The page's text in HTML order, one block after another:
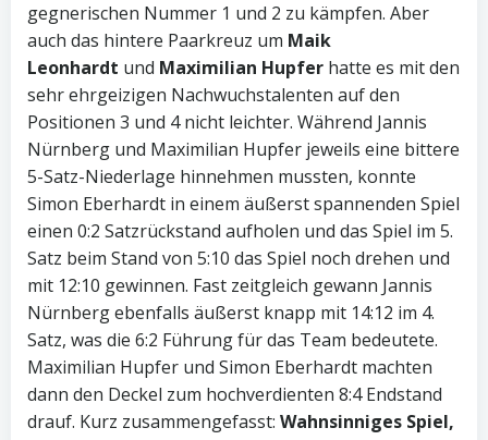
gegnerischen Nummer 1 und 2 zu kämpfen. Aber
auch das hintere Paarkreuz um Maik
Leonhardt und Maximilian Hupfer hatte es mit den
sehr ehrgeizigen Nachwuchstalenten auf den
Positionen 3 und 4 nicht leichter. Während Jannis
Nürnberg und Maximilian Hupfer jeweils eine bittere
5-Satz-Niederlage hinnehmen mussten, konnte
Simon Eberhardt in einem äußerst spannenden Spiel
einen 0:2 Satzrückstand aufholen und das Spiel im 5.
Satz beim Stand von 5:10 das Spiel noch drehen und
mit 12:10 gewinnen. Fast zeitgleich gewann Jannis
Nürnberg ebenfalls äußerst knapp mit 14:12 im 4.
Satz, was die 6:2 Führung für das Team bedeutete.
Maximilian Hupfer und Simon Eberhardt machten
dann den Deckel zum hochverdienten 8:4 Endstand
drauf. Kurz zusammengefasst: Wahnsinniges Spiel,